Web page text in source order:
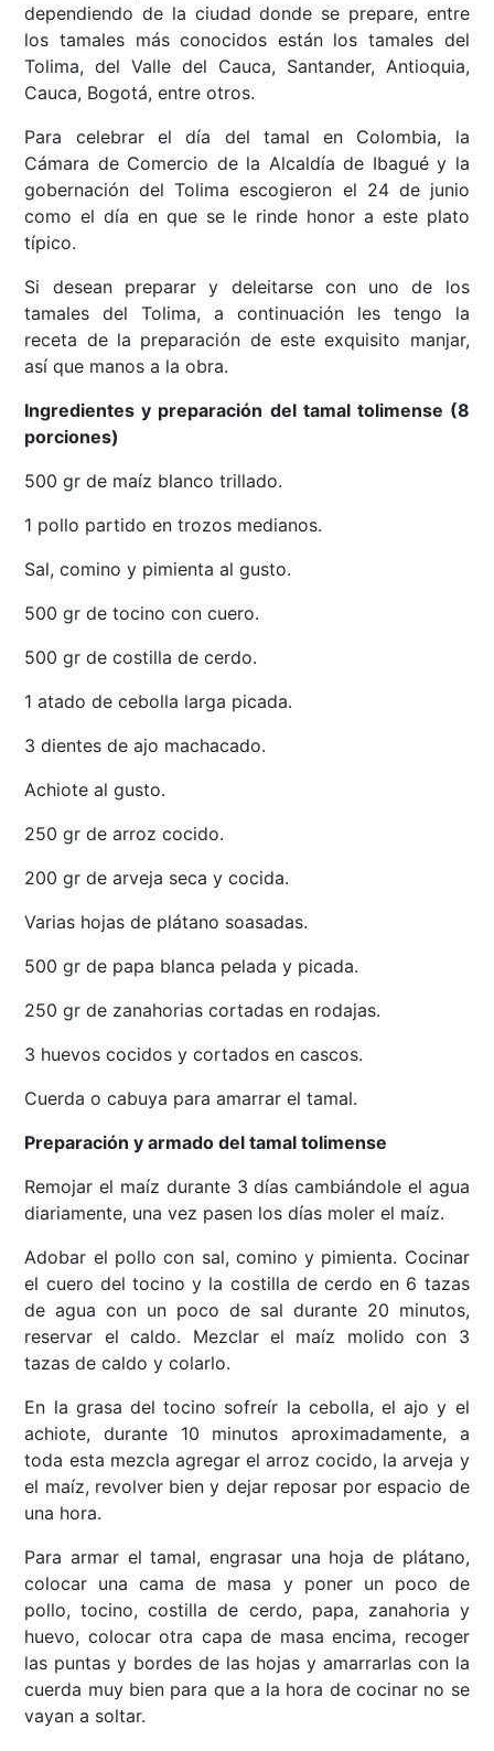
dependiendo de la ciudad donde se prepare, entre
los tamales más conocidos están los tamales del
Tolima, del Valle del Cauca, Santander, Antioquia,
Cauca, Bogotá, entre otros.
Para celebrar el día del tamal en Colombia, la
Cámara de Comercio de la Alcaldía de Ibagué y la
gobernación del Tolima escogieron el 24 de junio
como el día en que se le rinde honor a este plato
típico.
Si desean preparar y deleitarse con uno de los
tamales del Tolima, a continuación les tengo la
receta de la preparación de este exquisito manjar,
así que manos a la obra.
Ingredientes y preparación del tamal tolimense (8
porciones)
500 gr de maíz blanco trillado.
1 pollo partido en trozos medianos.
Sal, comino y pimienta al gusto.
500 gr de tocino con cuero.
500 gr de costilla de cerdo.
1 atado de cebolla larga picada.
3 dientes de ajo machacado.
Achiote al gusto.
250 gr de arroz cocido.
200 gr de arveja seca y cocida.
Varias hojas de plátano soasadas.
500 gr de papa blanca pelada y picada.
250 gr de zanahorias cortadas en rodajas.
3 huevos cocidos y cortados en cascos.
Cuerda o cabuya para amarrar el tamal.
Preparación y armado del tamal tolimense
Remojar el maíz durante 3 días cambiándole el agua
diariamente, una vez pasen los días moler el maíz.
Adobar el pollo con sal, comino y pimienta. Cocinar
el cuero del tocino y la costilla de cerdo en 6 tazas
de agua con un poco de sal durante 20 minutos,
reservar el caldo. Mezclar el maíz molido con 3
tazas de caldo y colarlo.
En la grasa del tocino sofreír la cebolla, el ajo y el
achiote, durante 10 minutos aproximadamente, a
toda esta mezcla agregar el arroz cocido, la arveja y
el maíz, revolver bien y dejar reposar por espacio de
una hora.
Para armar el tamal, engrasar una hoja de plátano,
colocar una cama de masa y poner un poco de
pollo, tocino, costilla de cerdo, papa, zanahoria y
huevo, colocar otra capa de masa encima, recoger
las puntas y bordes de las hojas y amarrarlas con la
cuerda muy bien para que a la hora de cocinar no se
vayan a soltar.